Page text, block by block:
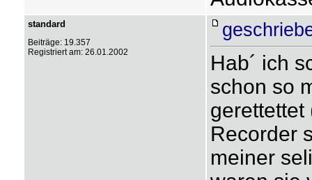
standard
Beiträge: 19.357
Registriert am: 26.01.2002
Hab´ ich
schon so
gerettettet
Recorder
meiner